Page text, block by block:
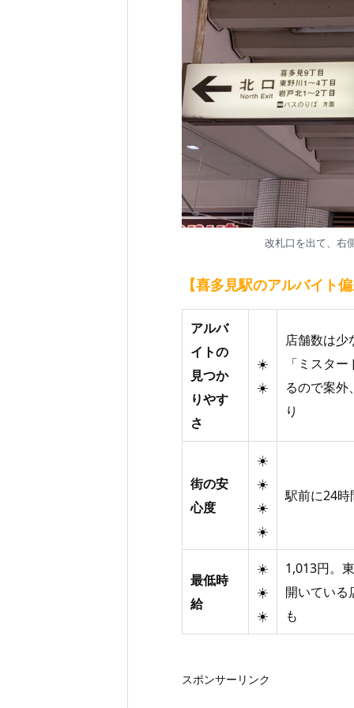
改札口を出て、右
【喜多見駅のアルバイト
アルバ
イトの
見つか
りやす
さ
☀️
☀️
店舗数は少
「ミスタ
るので案外
り
街の安
心度
☀️
☀️
☀️
☀️
駅前に24
最低時
給
☀️
☀️
☀️
1,013円。
開いている
も
スポンサーリンク